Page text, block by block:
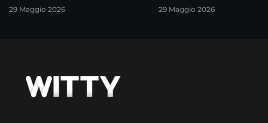
29 Maggio 2026 29 Maggio 2026